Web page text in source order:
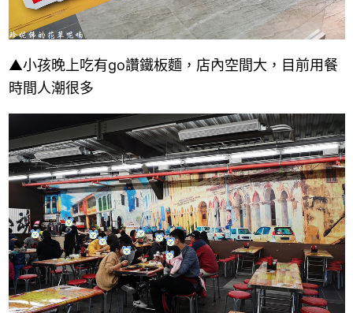
▲小孩晚上吃有go讚鐵板麵， 店內空間大，目前用餐
時間人潮很多